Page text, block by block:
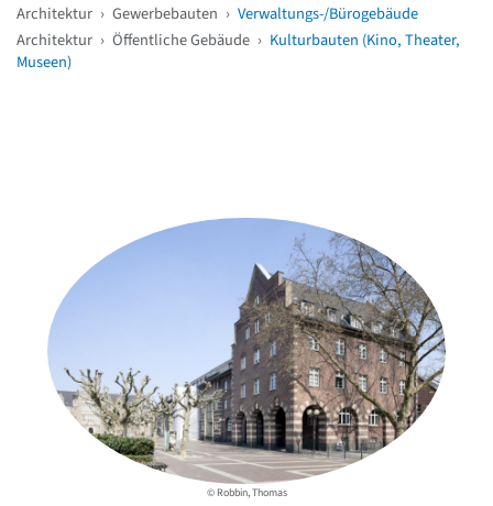
Architektur › Gewerbebauten › Verwaltungs-/Bürogebäude
Architektur › Öffentliche Gebäude › Kulturbauten (Kino, Theater,
Museen)
© Robbin, Thomas